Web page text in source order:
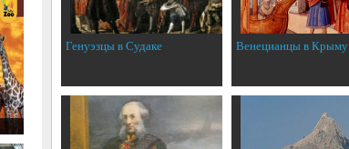
Генуэзцы в Судаке Венецианцы в Крыму